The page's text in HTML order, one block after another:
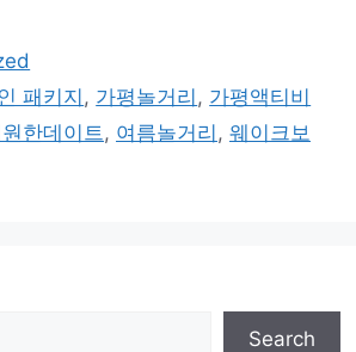
패키지 , 가평놀거리 , 가평액티비
한데이트 , 여름놀거리 , 웨이크보
Search